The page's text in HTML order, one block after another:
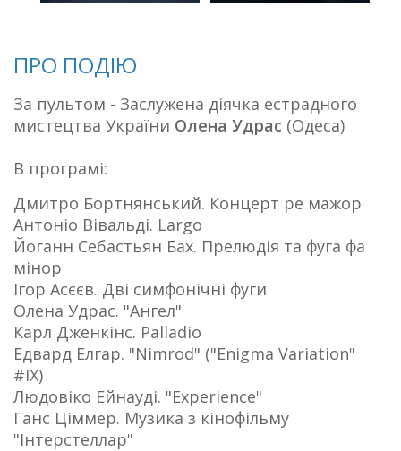
ПРО ПОДІЮ
За пультом - Заслужена діячка естрадного
мистецтва України Олена Удрас (Одеса)
В програмі:
Дмитро Бортнянський. Концерт ре мажор
Антоніо Вівальді. Largo
Йоганн Себастьян Бах. Прелюдія та фуга фа
мінор
Ігор Асєєв. Дві симфонічні фуги
Олена Удрас. "Ангел"
Карл Дженкінс. Palladio
Едвард Елгар. "Nimrod" ("Enigma Variation"
#IX)
Людовіко Ейнауді. "Experience"
Ганс Ціммер. Музика з кінофільму
"Інтерстеллар"